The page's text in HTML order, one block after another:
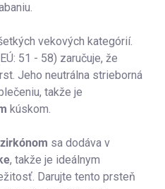
vekových kategórií.
51 - 58) zaručuje, že
Jeho neutrálna strieborná
takže je
kúskom.
sa dodáva v
, takže je ideálnym
Darujte tento prsteň